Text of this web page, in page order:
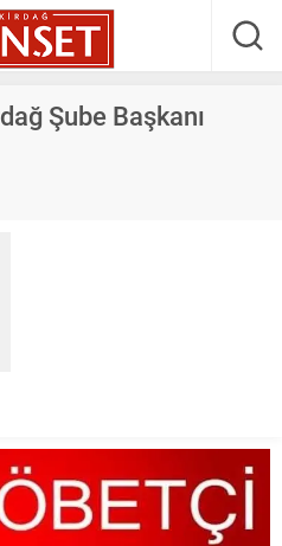
Şube Başkanı